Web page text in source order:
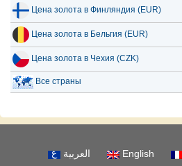
Цена золота в Финляндия (EUR)
Цена золота в Бельгия (EUR)
Цена золота в Чехия (CZK)
Все страны
العربية English